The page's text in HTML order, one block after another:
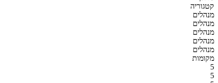
קטגוריה
מנהלים
מנהלים
מנהלים
מנהלים
מנהלים
מקומות
5
5